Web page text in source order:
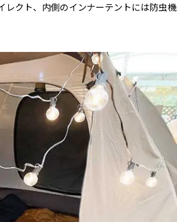
レクト、内側のインナーテントには防虫機